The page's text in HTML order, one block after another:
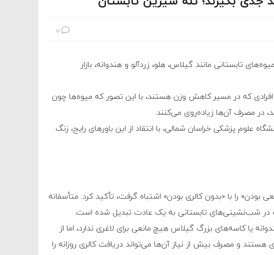
0
تابستانی مانند گیلاس، هلو، زردآلو و هندوانه، بازار
افرادی که در مسیر کاهش وزن هستند، با این تصور که میوه‌ها چون
در مصرف آن‌ها زیاده‌روی می‌کنند.
علوم پزشکی خراسان شمالی، با انتقاد از این باورهای رایج، زنگ
بودن» را با «بدون کالری بودن» اشتباه گرفت، تأکید کرد: متأسفانه
در شب‌نشینی‌های تابستانی به یک عادت تبدیل شده است.
یا کاسه‌های بزرگ گیلاس هیچ مانعی برای لاغری ندارد، اما از
و مصرف بیش از نیاز آن‌ها می‌تواند دریافت کالری روزانه را